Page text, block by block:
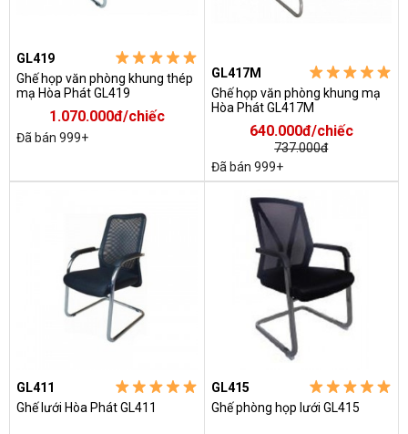
GL419
Ghế họp văn phòng khung thép
mạ Hòa Phát GL419
1.070.000đ/chiếc
Đã bán 999+
GL417M
Ghế họp văn phòng khung mạ
Hòa Phát GL417M
640.000đ/chiếc
737.000đ
Đã bán 999+
GL411
Ghế lưới Hòa Phát GL411
GL415
Ghế phòng họp lưới GL415